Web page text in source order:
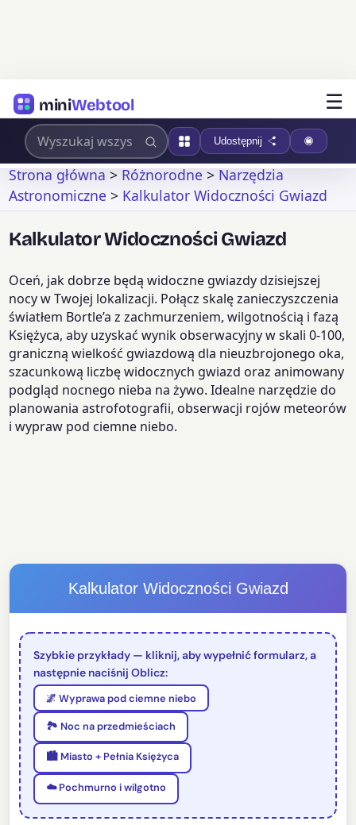
miniWebtool ☰
Udostępnij
Strona główna>Różnorodne>Narzędzia
Astronomiczne > Kalkulator Widoczności Gwiazd
Kalkulator Widoczności Gwiazd
Oceń, jak dobrze będą widoczne gwiazdy dzisiejszej
nocy w Twojej lokalizacji. Połącz skalę zanieczyszczenia
światłem Bortle’a z zachmurzeniem, wilgotnością i fazą
Księżyca, aby uzyskać wynik obserwacyjny w skali 0-100,
graniczną wielkość gwiazdową dla nieuzbrojonego oka,
szacunkową liczbę widocznych gwiazd oraz animowany
podgląd nocnego nieba na żywo. Idealne narzędzie do
planowania astrofotografii, obserwacji rojów meteorów
i wypraw pod ciemne niebo.
Kalkulator Widoczności Gwiazd
Szybkie przykłady — kliknij, aby wypełnić formularz, a
następnie naciśnij Oblicz:
🌌 Wyprawa pod ciemne niebo
🏞️ Noc na przedmieściach
🏙️ Miasto + Pełnia Księżyca
☁️ Pochmurno i wilgotno